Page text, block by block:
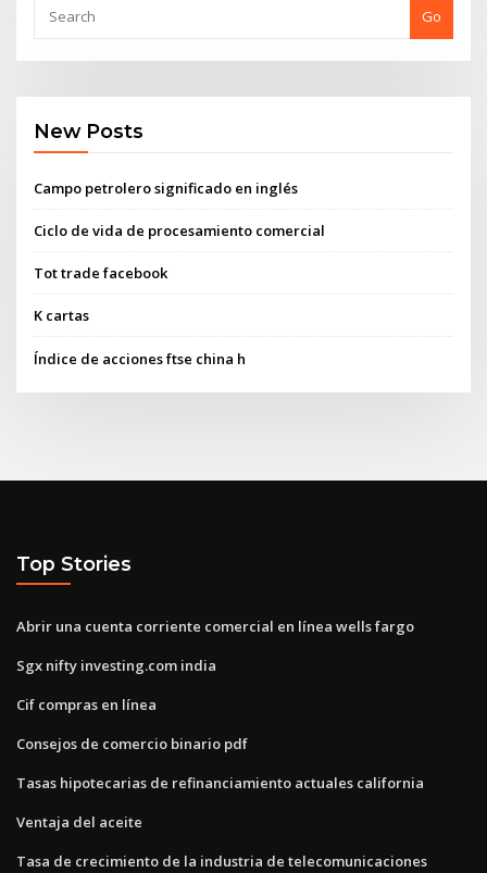
Go
New Posts
Campo petrolero significado en inglés
Ciclo de vida de procesamiento comercial
Tot trade facebook
K cartas
Índice de acciones ftse china h
Top Stories
Abrir una cuenta corriente comercial en línea wells fargo
Sgx nifty investing.com india
Cif compras en línea
Consejos de comercio binario pdf
Tasas hipotecarias de refinanciamiento actuales california
Ventaja del aceite
Tasa de crecimiento de la industria de telecomunicaciones